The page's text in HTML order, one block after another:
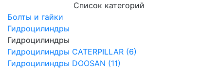
Список категорий
Болты и гайки
Гидроцилиндры
Гидроцилиндры
Гидроцилиндры CATERPILLAR (6)
Гидроцилиндры DOOSAN (11)